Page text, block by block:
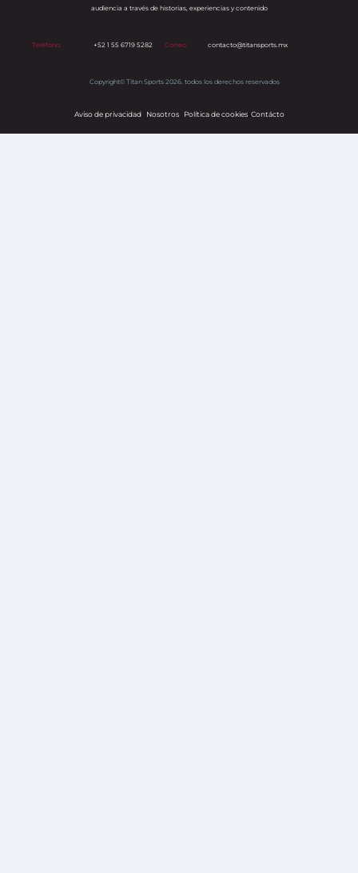
audiencia a través de historias, experiencias y contenido
Teléfono: +52 1 55 6719 5282 Correo: contacto@titansports.mx
Copyright© Titan Sports 2026. todos los derechos reservados
Aviso de privacidad Nosotros Política de cookiess Contácto